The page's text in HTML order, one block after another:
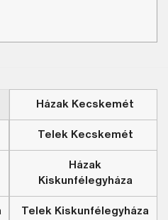
Házak Kecskemét
Telek Kecskemét
Házak
Kiskunfélegyháza
Telek Kiskunfélegyháza